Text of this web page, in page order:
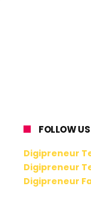
FOLLOW US
Digipreneur
Digipreneur
Digipreneur